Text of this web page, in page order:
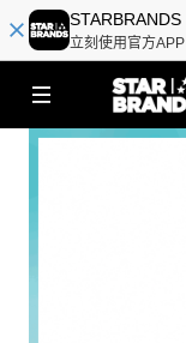
STARBRANDS
立刻使用官方APP